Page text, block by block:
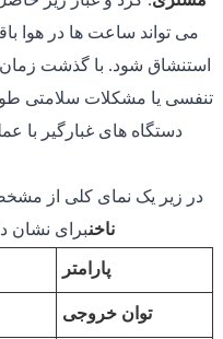
می تواند ساعت ها در هوا
استنشاق شود. با گذشت
تنفسی یا مشکلات سلامتی
دستگاه های غبارگیر با
در زیر یک نمای کلی از
ناخنبرای نشان
پارامتر
توان خروجی